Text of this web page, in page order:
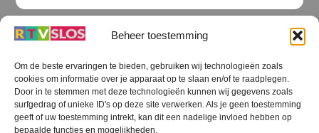
Beheer toestemming
Om de beste ervaringen te bieden, gebruiken wij technologieën zoals
cookies om informatie over je apparaat op te slaan en/of te raadplegen.
Door in te stemmen met deze technologieën kunnen wij gegevens zoals
surfgedrag of unieke ID's op deze site verwerken. Als je geen toestemming
geeft of uw toestemming intrekt, kan dit een nadelige invloed hebben op
bepaalde functies en mogelijkheden.
Terug
naar
boven
RTV SLOS